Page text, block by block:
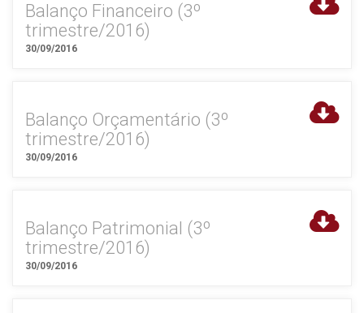
Balanço Financeiro (3º
trimestre/2016)
30/09/2016
Balanço Orçamentário (3º
trimestre/2016)
30/09/2016
Balanço Patrimonial (3º
trimestre/2016)
30/09/2016